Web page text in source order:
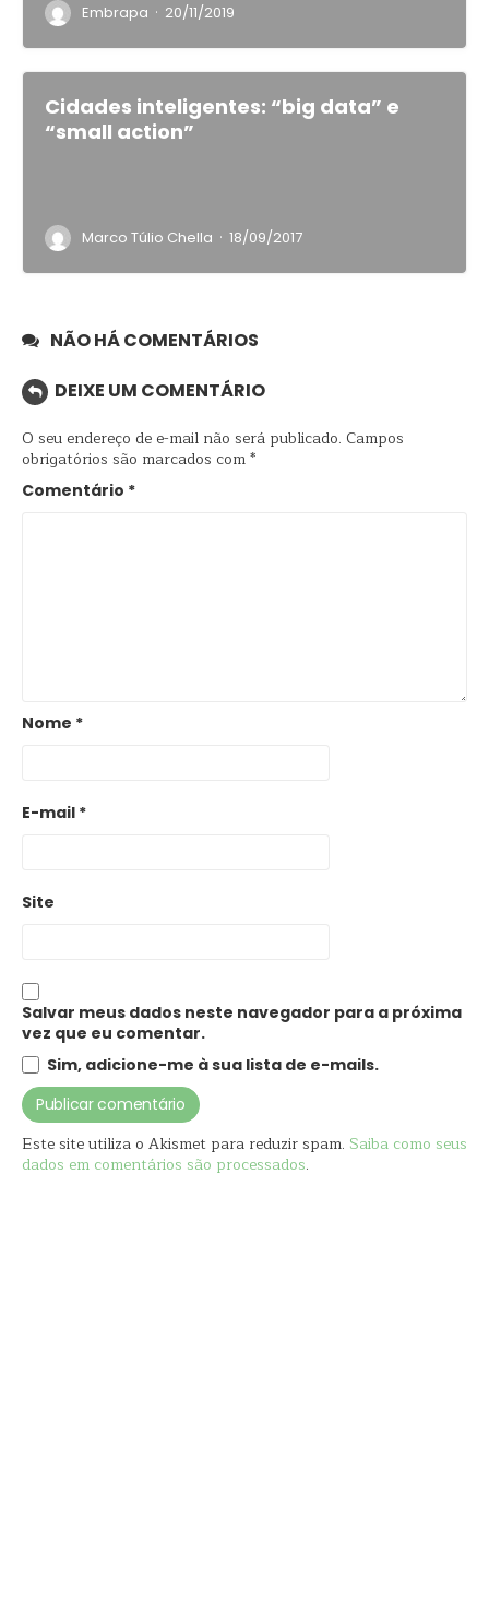
Embrapa · 20/11/2019
Cidades inteligentes: “big data” e
“small action”
Marco Túlio Chella · 18/09/2017
NÃO HÁ COMENTÁRIOS
DEIXE UM COMENTÁRIO
O seu endereço de e-mail não será publicado. Campos
obrigatórios são marcados com*
Comentário *
Nome *
E-mail *
Site
Salvar meus dados neste navegador para a próxima
vez que eu comentar.
Sim, adicione-me à sua lista de e-mails.
Este site utiliza o Akismet para reduzir spam. Saiba como seus
dados em comentários são processados.